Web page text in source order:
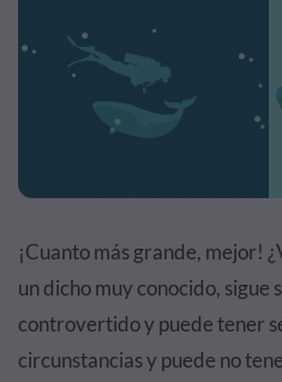
¡Cuanto más grande, mejor!
un dicho muy conocido, sigue
controvertido y puede tener
circunstancias y puede no